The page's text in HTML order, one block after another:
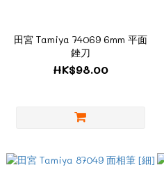
田宮 Tamiya 74069 6mm 平面
銼刀
HK$98.00